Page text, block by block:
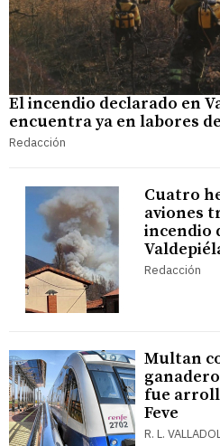
El incendio declarado en
encuentra ya en labores
Redacción
Cuatro
aviones
incendio
Redacción
Multan
fue
Feve
R. L.